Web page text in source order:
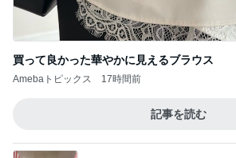
買って良かった華やかに見えるブラウス
Amebaトピックス 17時間前
記事を読む